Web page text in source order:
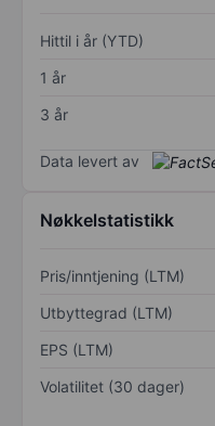
Hittil i år (YTD)
1 år
3 år
Data levert av
Nøkkelstatistikk
Pris/inntjening (LTM)
Utbyttegrad (LTM)
EPS (LTM)
Volatilitet (30 dager)